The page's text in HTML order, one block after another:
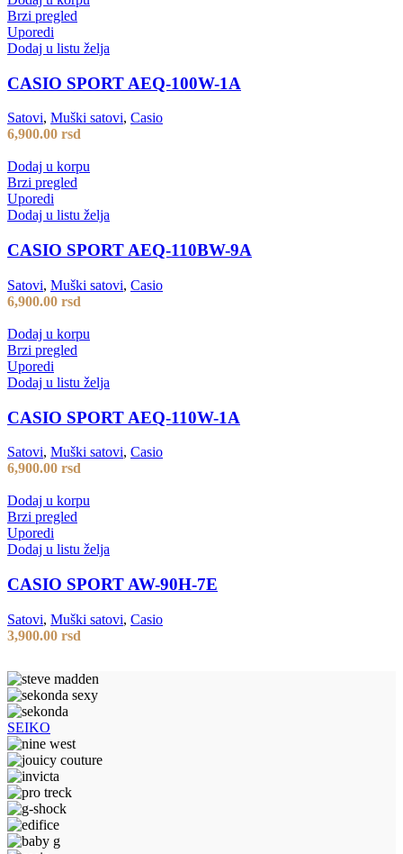
Brzi pregled
Uporedi
Dodaj u listu želja
CASIO SPORT AEQ-100W-1A
Satovi, Muški satovi, Casio
6,900.00 rsd
Dodaj u korpu
Brzi pregled
Uporedi
Dodaj u listu želja
CASIO SPORT AEQ-110BW-9A
Satovi, Muški satovi, Casio
6,900.00 rsd
Dodaj u korpu
Brzi pregled
Uporedi
Dodaj u listu želja
CASIO SPORT AEQ-110W-1A
Satovi, Muški satovi, Casio
6,900.00 rsd
Dodaj u korpu
Brzi pregled
Uporedi
Dodaj u listu želja
CASIO SPORT AW-90H-7E
Satovi, Muški satovi, Casio
3,900.00 rsd
SEIKO